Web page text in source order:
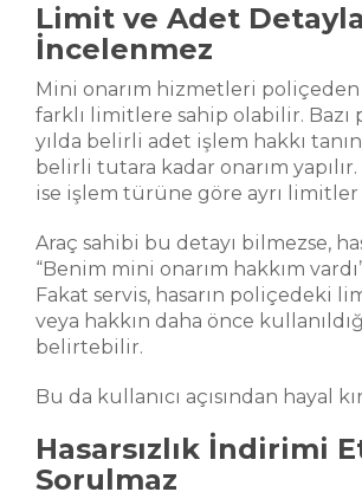
Limit ve Adet
İncelenmez
Mini onarım hizmetleri
farklı limitlere sahip olabilir. Bazı
yılda belirli adet işlem hakkı
belirli tutara kadar onarım yapılır.
ise işlem türüne göre ayrı limitler
Araç sahibi bu detayı bilmezse,
“Benim mini onarım hakkım
Fakat servis, hasarın poliçedeki
veya hakkın daha önce
belirtebilir.
Bu da kullanıcı açısından hayal
Hasarsızlık İndirimi
Sorulmaz